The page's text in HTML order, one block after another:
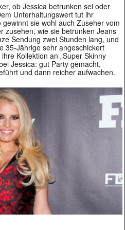
ob Jessica betrunken sei oder
Unterhaltungswert tut ihr
sie wohl auch Zuseher vom
zusehen, wie sie betrunken Jeans
Sendung zwei Stunden lang, und
35-Jährige sehr angeschickert
Kollektion an „Super Skinny
Jessica: gut Party gemacht,
und dann reicher aufwachen.